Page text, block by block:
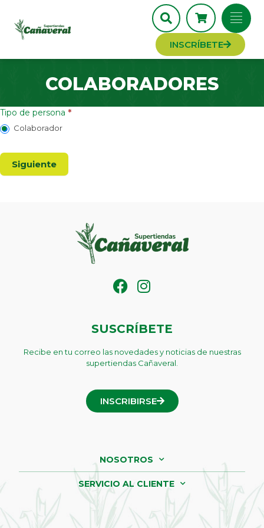
INSCRÍBETE
COLABORADORES
Colaboradores
Tipo de persona *
Colaborador
Siguiente
SUSCRÍBETE
Recibe en tu correo las novedades y noticias de nuestras
supertiendas Cañaveral.
INSCRIBIRSE
NOSOTROS
SERVICIO AL CLIENTE